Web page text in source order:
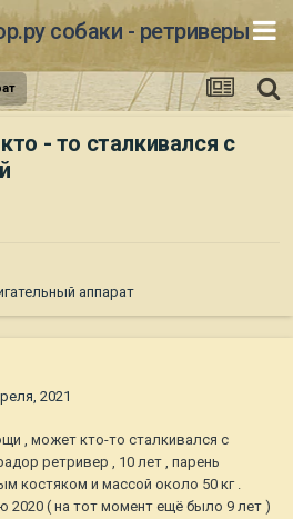
собаки - ретриверы
- то сталкивался с
аппарат
2021
, может кто-то сталкивался с
ретривер , 10 лет , парень
костяком и массой около 50 кг .
2020 ( на тот момент ещё было 9 лет )